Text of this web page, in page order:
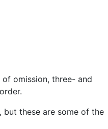
omission, three- and
but these are some of the